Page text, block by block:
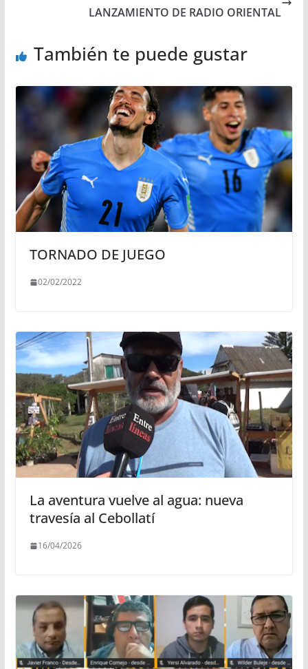
LANZAMIENTO DE RADIO ORIENTAL
También te puede gustar
TORNADO DE JUEGO
02/02/2022
La aventura vuelve al agua: nueva
travesía al Cebollatí
16/04/2026